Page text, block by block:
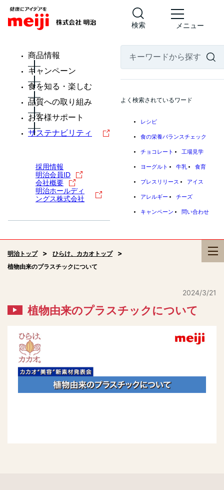
検索 メニュー
商品情報
キャンペーン
食を知る・楽しむ
品質への取り組み
お客様サポート
サステナビリティ
採用情報
明治会員ID
会社概要
明治ホールディ
ングス株式会社
よく検索されているワード
レシピ
食の栄養バランスチェック
チョコレート 工場見学
ヨーグルト 牛乳 食育
プレスリリース アイス
アレルギー チーズ
キャンペーン 問い合わせ
明治トップ
ひらけ、カカオトップ
植物由来のプラスチックについて
2024/3/21
植物由来のプラスチックについて